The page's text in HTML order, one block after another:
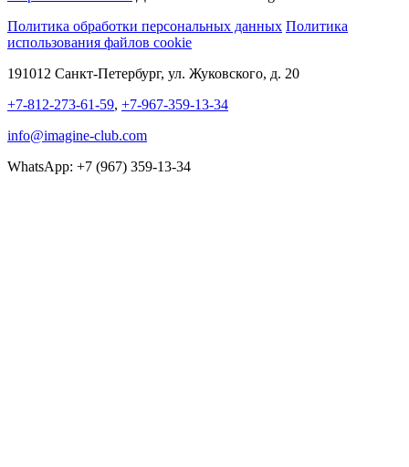
Политика обработки персональных данных Политика
использования файлов cookie
191012 Санкт-Петербург, ул. Жуковского, д. 20
+7-812-273-61-59, +7-967-359-13-34
info@imagine-club.com
WhatsApp: +7 (967) 359-13-34